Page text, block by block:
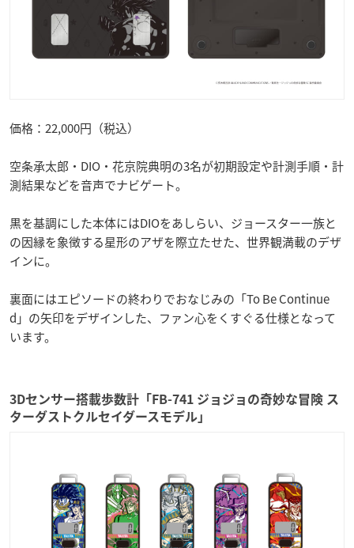
価格：22,000円（税込）
空条承太郎・DIO・花京院典明の3名が初期設定や計測手順・計
測結果などを音声でナビゲート。
黒を基調にした本体にはDIOをあしらい、ジョースター一族と
の因縁を象徴する星形のアザを際立たせた、世界観満載のデザ
インに。
裏面にはエピソードの終わりでおなじみの「To Be Continue
d」の矢印をデザインした、ファン心をくすぐる仕様となって
います。
3Dセンサー搭載歩数計「FB-741 ジョジョの奇妙な冒険 ス
ターダストクルセイダースモデル」